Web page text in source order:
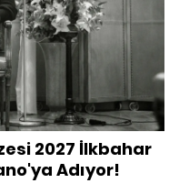
2027 İlkbahar
Adıyor!